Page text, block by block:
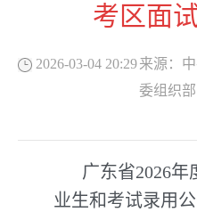
考区面
2026-03-04 20:29来源：
委组织部
广东省2026
业生和考试录用